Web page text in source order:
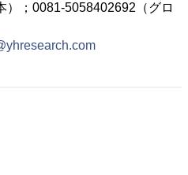
）；0081-5058402692（グロ